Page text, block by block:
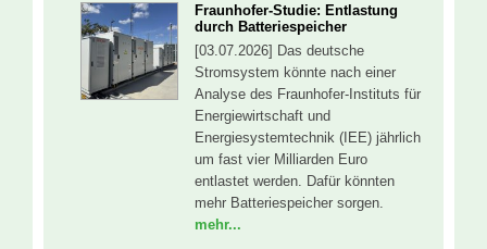
Fraunhofer-Studie: Entlastung
durch Batteriespeicher
[03.07.2026] Das deutsche
Stromsystem könnte nach einer
Analyse des Fraunhofer-Instituts für
Energiewirtschaft und
Energiesystemtechnik (IEE) jährlich
um fast vier Milliarden Euro
entlastet werden. Dafür könnten
mehr Batteriespeicher sorgen.
mehr...